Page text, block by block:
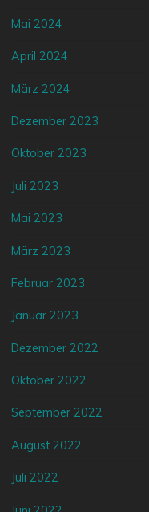
Mai 2024
April 2024
März 2024
Dezember 2023
Oktober 2023
Juli 2023
Mai 2023
März 2023
Februar 2023
Januar 2023
Dezember 2022
Oktober 2022
September 2022
August 2022
Juli 2022